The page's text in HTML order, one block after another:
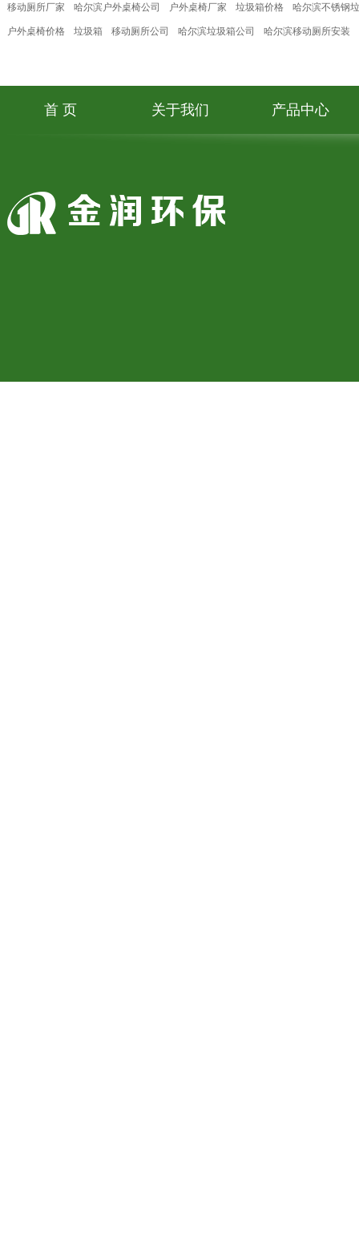
移动厕所厂家 哈尔滨户外桌椅公司 户外桌椅厂家 垃圾箱价格 哈尔滨不锈钢
户外桌椅价格 垃圾箱 移动厕所公司 哈尔滨垃圾箱公司 哈尔滨移动厕所安装
首 页 关于我们 产品中心